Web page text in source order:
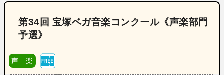
第34回 宝塚ベガ音楽コンクール《声楽部門
予選》
声 楽